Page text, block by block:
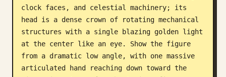
clock faces, and celestial machinery; its
head is a dense crown of rotating mechanical
structures with a single blazing golden light
at the center like an eye. Show the figure
from a dramatic low angle, with one massive
articulated hand reaching down toward the